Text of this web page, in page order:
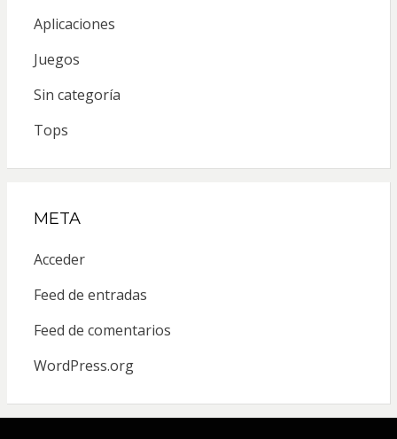
Aplicaciones
Juegos
Sin categoría
Tops
META
Acceder
Feed de entradas
Feed de comentarios
WordPress.org